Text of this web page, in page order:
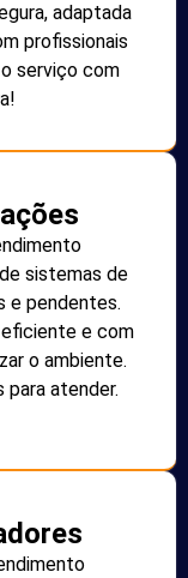
adaptada
profissionais
serviço com
sistemas de
e pendentes.
eficiente e com
o ambiente.
para atender.